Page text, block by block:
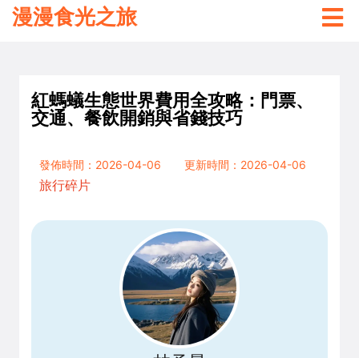
漫漫食光之旅
紅螞蟻生態世界費用全攻略：門票、
交通、餐飲開銷與省錢技巧
發佈時間：2026-04-06
更新時間：2026-04-06
旅行碎片